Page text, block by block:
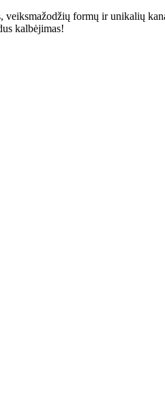
formų ir unikalių
kalbėjimas!